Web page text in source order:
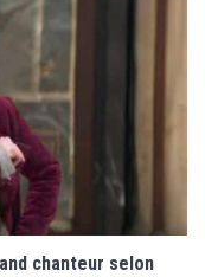
chanteur selon